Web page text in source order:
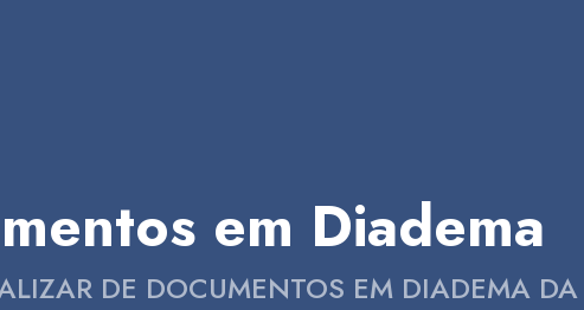
em Diadema
DE DOCUMENTOS EM DIADEMA